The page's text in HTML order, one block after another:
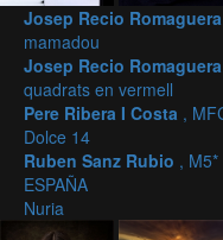
Josep Recio Romaguera
mamadou
Josep Recio Romaguera
quadrats en vermell
Pere Ribera I Costa ,
Dolce 14
Ruben Sanz Rubio ,
ESPAÑA
Nuria